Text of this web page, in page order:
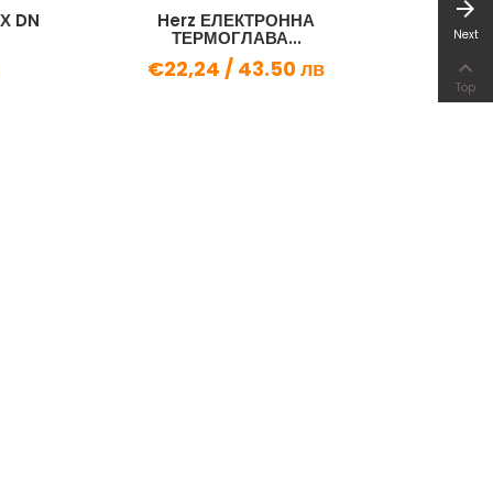
DN Herz ЕЛЕКТРОННА
ТЕРМОГЛАВА...
€22,24 / 43.50 лв
ТЯЛОarrow_forward
Next

Top